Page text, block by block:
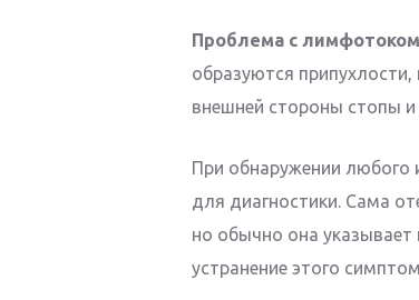
Проблема с
образуются
внешней стороны стопы
При обнаружении любого
для диагностики. Сама
но обычно она указывает
устранение этого